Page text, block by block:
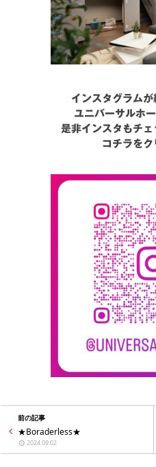
インスタグラムが
ユニバーサルホ
是非インスタもチェ
コチラを
前の記事
★Boraderless★
2024.09.02